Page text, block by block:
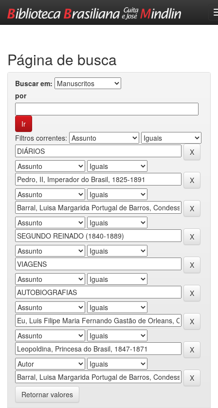
Página de busca
Buscar em:
por
Filtros correntes:
Retornar valores